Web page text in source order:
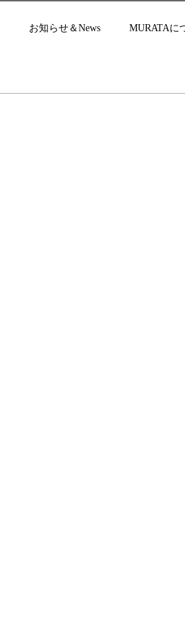
お知らせ＆News MURATAに